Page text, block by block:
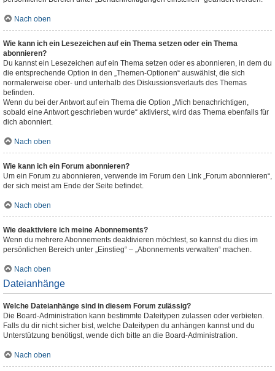
Nach oben
Wie kann ich ein Lesezeichen auf ein Thema setzen oder ein Thema
abonnieren?
Du kannst ein Lesezeichen auf ein Thema setzen oder es abonnieren, in dem du
die entsprechende Option in den „Themen-Optionen“ auswählst, die sich
normalerweise ober- und unterhalb des Diskussionsverlaufs des Themas
befinden.
Wenn du bei der Antwort auf ein Thema die Option „Mich benachrichtigen,
sobald eine Antwort geschrieben wurde“ aktivierst, wird das Thema ebenfalls für
dich abonniert.
Nach oben
Wie kann ich ein Forum abonnieren?
Um ein Forum zu abonnieren, verwende im Forum den Link „Forum abonnieren“,
der sich meist am Ende der Seite befindet.
Nach oben
Wie deaktiviere ich meine Abonnements?
Wenn du mehrere Abonnements deaktivieren möchtest, so kannst du dies im
persönlichen Bereich unter „Einstieg“ – „Abonnements verwalten“ machen.
Nach oben
Dateianhänge
Welche Dateianhänge sind in diesem Forum zulässig?
Die Board-Administration kann bestimmte Dateitypen zulassen oder verbieten.
Falls du dir nicht sicher bist, welche Dateitypen du anhängen kannst und du
Unterstützung benötigst, wende dich bitte an die Board-Administration.
Nach oben